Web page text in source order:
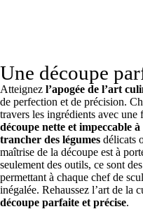
Une découpe
Atteignez l’apogée de l’art
de perfection et de précision.
travers les ingrédients avec une
découpe nette et impeccable
trancher des légumes délicats
maîtrise de la découpe est à
seulement des outils, ce sont
permettant à chaque chef de
inégalée. Rehaussez l’art de la
découpe parfaite et précise.